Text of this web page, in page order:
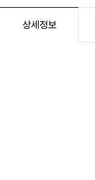
상세정보